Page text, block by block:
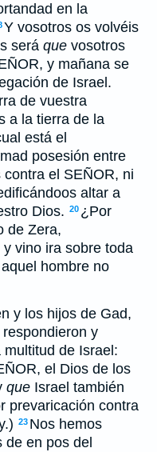
en la
Y vosotros os volvéis
será que vosotros
y mañana se
de Israel.
de vuestra
a la tierra de la
está el
posesión entre
contra el SEÑOR, ni
altar a
Dios. 20 ¿Por
de Zera,
vino ira sobre toda
hombre no
y los hijos de Gad,
y
de Israel:
el Dios de los
que Israel también
prevaricación contra
23 Nos hemos
en pos del